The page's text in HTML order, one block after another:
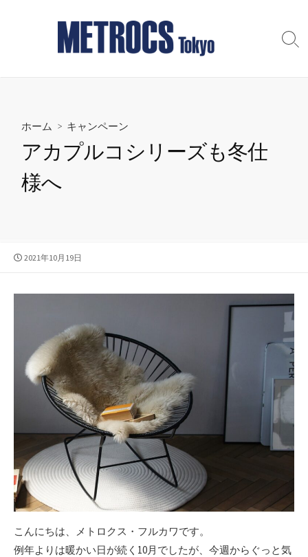
ツ
検
ホーム > キャンペーン
アカプルコシリーズも冬仕
様へ
公
2021年10月19日
こんにちは、メトロクス・フルカワです。
例年よりは暖かい日が続く10月でしたが、今週からぐっと気